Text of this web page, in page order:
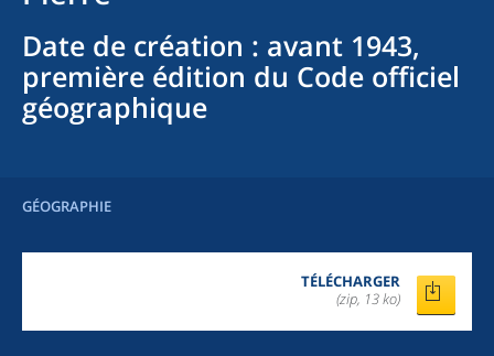
Date de création : avant 1943,
première édition du Code officiel
géographique
GÉOGRAPHIE
TÉLÉCHARGER
(zip, 13 ko)